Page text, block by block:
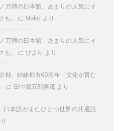
万博の日本館、あまりの人気にイ
も。
に Mako より
万博の日本館、あまりの人気にイ
も。
にびよら より
都、姉妹都市60周年「文化が育む
に 田中源五郎善茂 より
日本語がまたひとつ世界の共通語